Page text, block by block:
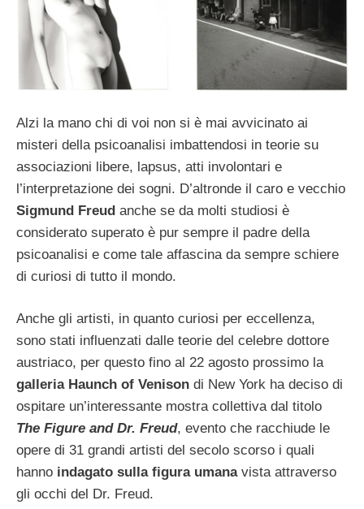
Alzi la mano chi di voi non si è mai avvicinato ai
misteri della psicoanalisi imbattendosi in teorie su
associazioni libere, lapsus, atti involontari e
l’interpretazione dei sogni. D’altronde il caro e vecchio
Sigmund Freud anche se da molti studiosi è
considerato superato è pur sempre il padre della
psicoanalisi e come tale affascina da sempre schiere
di curiosi di tutto il mondo.
Anche gli artisti, in quanto curiosi per eccellenza,
sono stati influenzati dalle teorie del celebre dottore
austriaco, per questo fino al 22 agosto prossimo la
galleria Haunch of Venison di New York ha deciso di
ospitare un’interessante mostra collettiva dal titolo
The Figure and Dr. Freud, evento che racchiude le
opere di 31 grandi artisti del secolo scorso i quali
hanno indagato sulla figura umanavista attraverso
gli occhi del Dr. Freud.